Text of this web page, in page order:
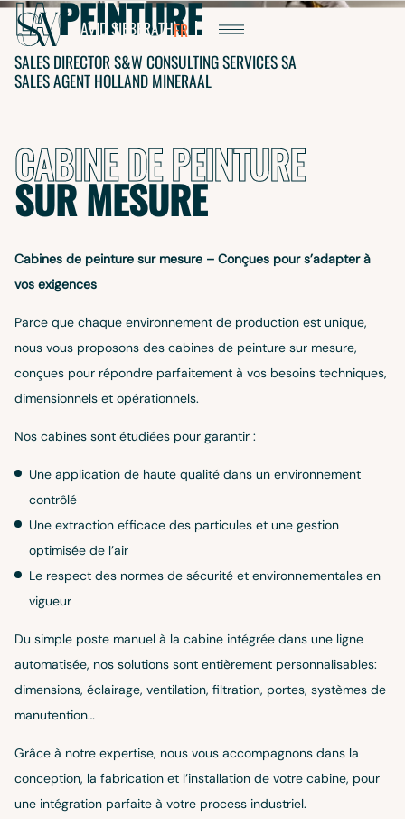
DAVID SIEBERATHFR
LAPEINTURE
SALES DIRECTOR S&W CONSULTING SERVICES SA
SALES AGENT HOLLAND MINERAAL
CABINE DE PEINTURE
SUR MESURE
Cabines de peinture sur mesure – Conçues pour s’adapter à
vos exigences
Parce que chaque environnement de production est unique,
nous vous proposons des cabines de peinture sur mesure,
conçues pour répondre parfaitement à vos besoins techniques,
dimensionnels et opérationnels.
Nos cabines sont étudiées pour garantir :
Une application de haute qualité dans un environnement
contrôlé
Une extraction efficace des particules et une gestion
optimisée de l’air
Le respect des normes de sécurité et environnementales en
vigueur
Du simple poste manuel à la cabine intégrée dans une ligne
automatisée, nos solutions sont entièrement personnalisables:
dimensions, éclairage, ventilation, filtration, portes, systèmes de
manutention…
Grâce à notre expertise, nous vous accompagnons dans la
conception, la fabrication et l’installation de votre cabine, pour
une intégration parfaite à votre process industriel.